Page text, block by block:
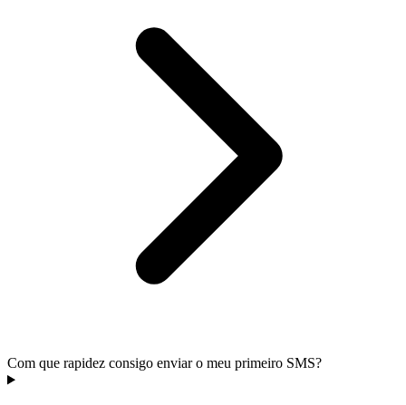
Com que rapidez consigo enviar o meu primeiro SMS?